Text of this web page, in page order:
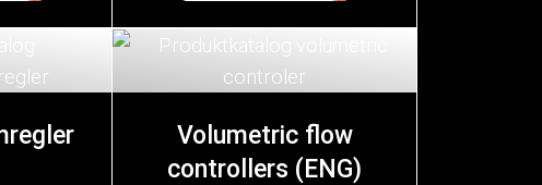
Volumetric flow
controllers (ENG)